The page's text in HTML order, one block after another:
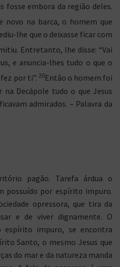
fosse embora da região deles.
novo na barca, o homem que
lhe que o deixasse ficar com
Entretanto, lhe disse: “Vai
e anuncia-lhes tudo o que o
por ti”. 20Então o homem foi
Decápole tudo o que Jesus
admirados. – Palavra da
pagão. Tarefa árdua o
possuído por espírito impuro.
opressora, que tira da
e de viver dignamente. O
espírito impuro, se encontra
Santo, o mesmo Jesus que
do mar e da natureza manda